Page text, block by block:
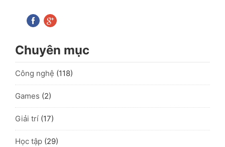
Chuyên mục
Công nghệ (118)
Games (2)
Giải trí (17)
Học tập (29)